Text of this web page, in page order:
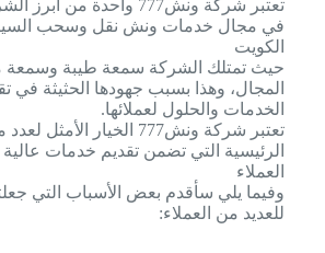
تعتبر شركة ونش777 واحدة
في مجال خدمات ونش نقل وسحب
الكويت
حيث تمتلك الشركة سمعة طيبة وسمعة
المجال، وهذا بسبب جهودها الحثيثة في
الخدمات والحلول لعملائها.
تعتبر شركة ونش777 الخيار
الرئيسية التي تضمن تقديم خدمات
العملاء
وفيما يلي سأقدم بعض الأسباب التي
للعديد من العملاء: